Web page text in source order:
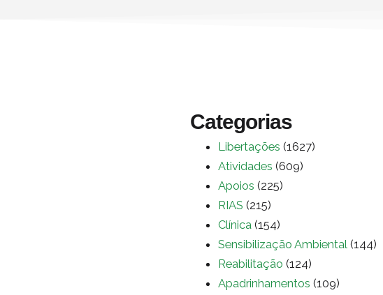
Categorias
Libertações (1627)
Atividades (609)
Apoios (225)
RIAS (215)
Clínica (154)
Sensibilização Ambiental (144)
Reabilitação (124)
Apadrinhamentos (109)